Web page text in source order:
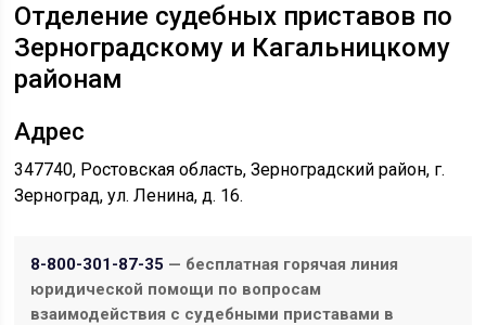
Отделение судебных приставов по
Зерноградскому и Кагальницкому
районам
Адрес
347740, Ростовская область, Зерноградский район, г.
Зерноград, ул. Ленина, д. 16.
8-800-301-87-35 — бесплатная горячая линия
юридической помощи по вопросам
взаимодействия с судебными приставами в